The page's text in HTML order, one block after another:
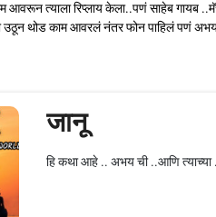
त्याला रिप्लाय केला..पणं साहेब गायब
उठून थोड काम आवरलं नंतर फोन पाहिलं पणं
जानू
हि कथा आहे .. अभय ची ..आणि त्याच्या